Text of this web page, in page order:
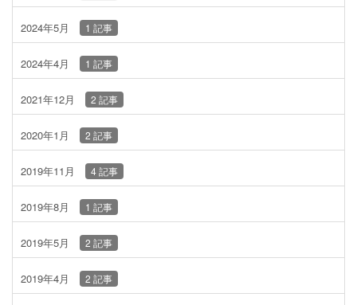
2024年5月 1 記事
2024年4月 1 記事
2021年12月 2 記事
2020年1月 2 記事
2019年11月 4 記事
2019年8月 1 記事
2019年5月 2 記事
2019年4月 2 記事